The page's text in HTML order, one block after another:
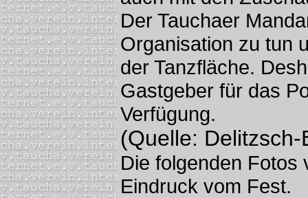
Der Tauchaer
Organisation zu tun
der Tanzfläche.
Gastgeber für das
Verfügung.
(Quelle:
Die folgenden Fotos
Eindruck vom Fest.